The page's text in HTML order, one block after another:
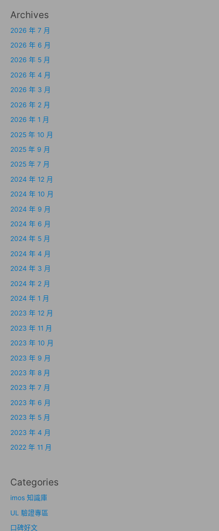
Archives
2026 年 7 月
2026 年 6 月
2026 年 5 月
2026 年 4 月
2026 年 3 月
2026 年 2 月
2026 年 1 月
2025 年 10 月
2025 年 9 月
2025 年 7 月
2024 年 12 月
2024 年 10 月
2024 年 9 月
2024 年 6 月
2024 年 5 月
2024 年 4 月
2024 年 3 月
2024 年 2 月
2024 年 1 月
2023 年 12 月
2023 年 11 月
2023 年 10 月
2023 年 9 月
2023 年 8 月
2023 年 7 月
2023 年 6 月
2023 年 5 月
2023 年 4 月
2022 年 11 月
Categories
imos 知識庫
UL 驗證專區
口碑好文